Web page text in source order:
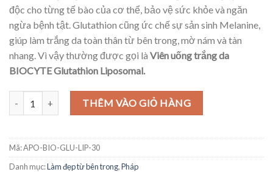
độc cho từng tế bào của cơ thể, bảo vệ sức khỏe và ngăn
ngừa bệnh tật. Glutathion cũng ức chế sự sản sinh Melanine,
giúp làm trắng da toàn thân từ bên trong, mờ nám và tàn
nhang. Vì vậy thường được gọi là Viên uống trắng da
BIOCYTE Glutathion Liposomal.
Viên uống trắng da BIOCYTE Glutathion Liposomal, 30 viên số
THÊM VÀO GIỎ HÀNG
Mã:APO-BIO-GLU-LIP-30
Danh mục:Làm đẹp từ bên trong,Pháp